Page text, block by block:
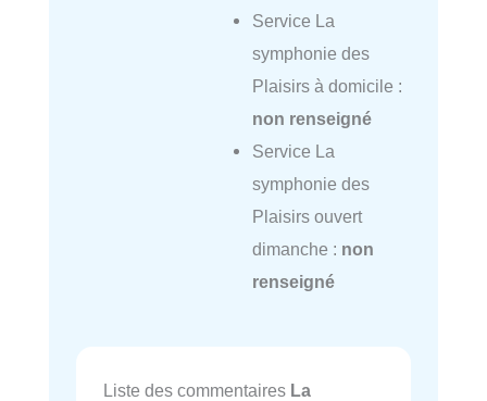
Service La
symphonie des
Plaisirs à domicile :
non renseigné
Service La
symphonie des
Plaisirs ouvert
dimanche : non
renseigné
Liste des commentaires La